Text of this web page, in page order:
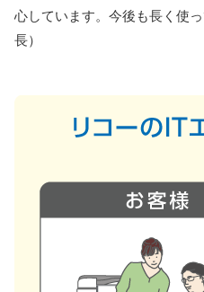
心しています。今後も長く使
長）